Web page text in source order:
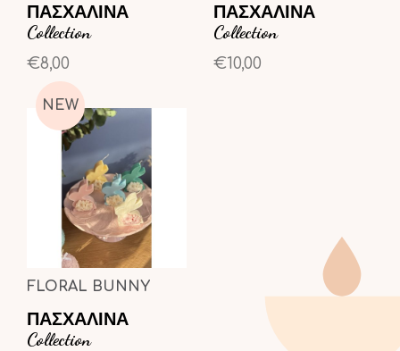
ΠΑΣΧΑΛΙΝΑ
Collection
€8,00
ΠΑΣΧΑΛΙΝΑ
Collection
€10,00
NEW
FLORAL BUNNY
ΠΑΣΧΑΛΙΝΑ
Collection